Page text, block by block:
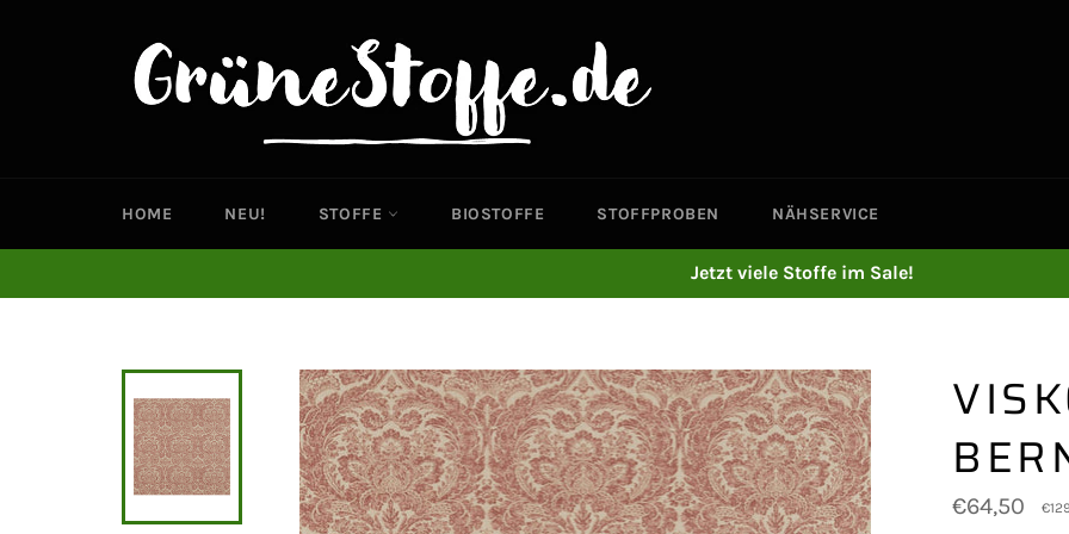
HOME NEU! STOFFE BIOSTOFFE STOFFPROBEN NÄHSERVICE
Jetzt viele Stoffe im Sale!
Normaler
Preis
€64,50